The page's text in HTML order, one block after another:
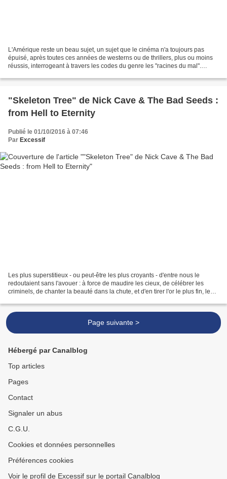
L'Amérique reste un beau sujet, un sujet que le cinéma n'a toujours pas
épuisé, après toutes ces années de westerns ou de thrillers, plus ou moins
réussis, interrogeant à travers les codes du genre les "racines du mal".
"Skeleton Tree" de Nick Cave & The Bad Seeds :
from Hell to Eternity
Publié le 01/10/2016 à 07:46
Par Excessif
Les plus superstitieux - ou peut-être les plus croyants - d'entre nous le
redoutaient sans l'avouer : à force de maudire les cieux, de célébrer les
criminels, de chanter la beauté dans la chute, et d'en tirer l'or le plus fin, le
Page suivante >
Hébergé par Canalblog
Top articles
Pages
Contact
Signaler un abus
C.G.U.
Cookies et données personnelles
Préférences cookies
Voir le profil de Excessif sur le portail Canalblog